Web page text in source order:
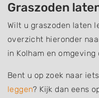
Graszoden
Wilt u graszoden laten
overzicht hieronder
in Kolham en
Bent u op zoek naar
leggen? Kijk dan eens